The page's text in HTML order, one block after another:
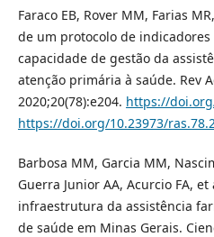
Faraco EB, Rover MM, Farias
de um protocolo de
capacidade de gestão da
atenção primária à saúde. Rev
2020;20(78):e204. https://
https://doi.org/10.23973/
Barbosa MM, Garcia MM,
Guerra Junior AA, Acurcio FA, et
infraestrutura da assistência
de saúde em Minas Gerais.